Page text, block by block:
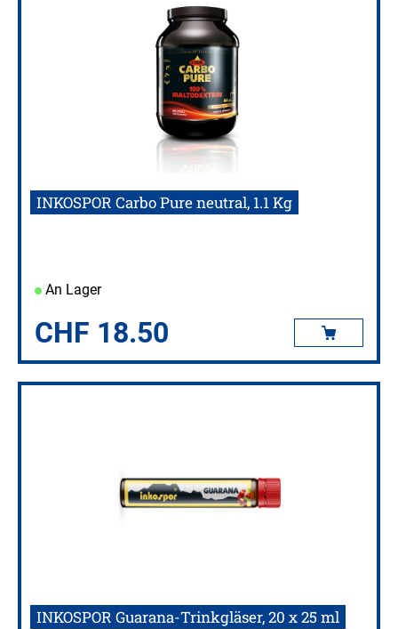
INKOSPOR Carbo Pure neutral, 1.1 Kg
An Lager
CHF 18.50
INKOSPOR Guarana-Trinkgläser, 20 x 25 ml